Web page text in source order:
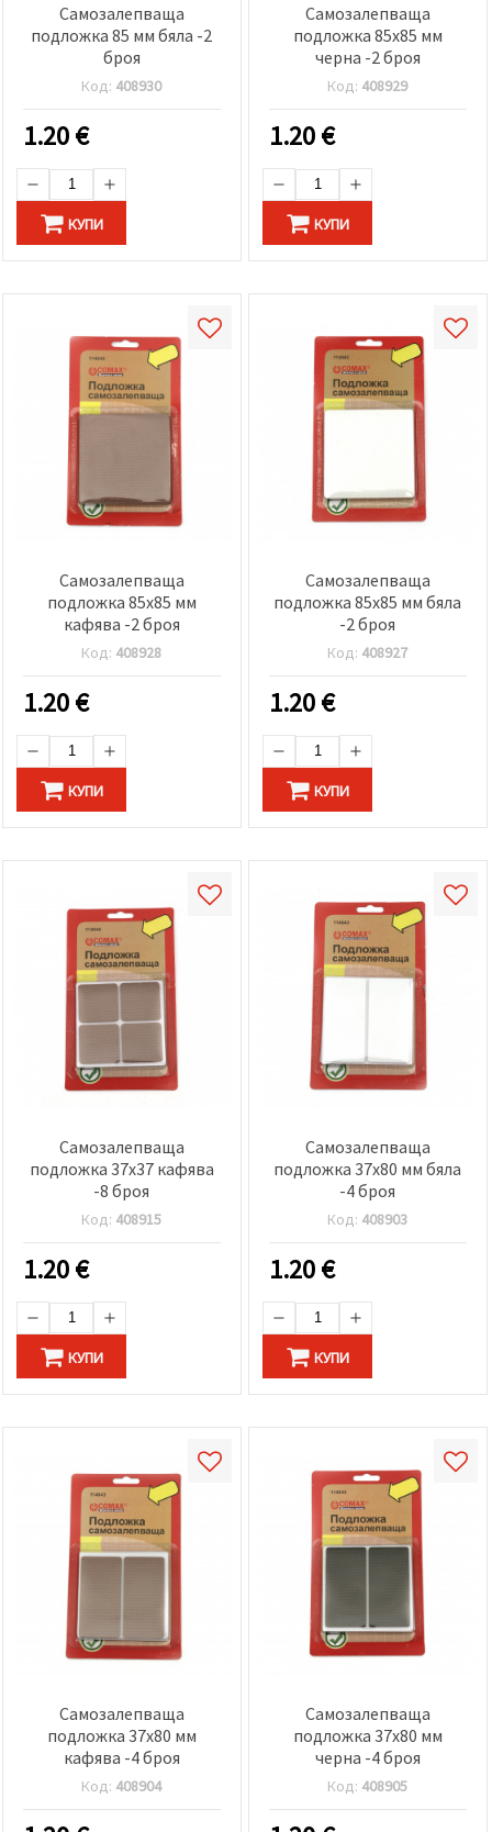
Самозалепваща
подложка 85 мм бяла -2
броя
Код: 408930
1.20€
КУПИ
Самозалепваща
подложка 85x85 мм
черна -2 броя
Код: 408929
1.20€
КУПИ
Самозалепваща
подложка 85x85 мм
кафява -2 броя
Код: 408928
1.20€
КУПИ
Самозалепваща
подложка 85x85 мм бяла
-2 броя
Код: 408927
1.20€
КУПИ
Самозалепваща
подложка 37x37 кафява
-8 броя
Код: 408915
1.20€
КУПИ
Самозалепваща
подложка 37x80 мм бяла
-4 броя
Код: 408903
1.20€
КУПИ
Самозалепваща
подложка 37x80 мм
кафява -4 броя
Код: 408904
Самозалепваща
подложка 37x80 мм
черна -4 броя
Код: 408905